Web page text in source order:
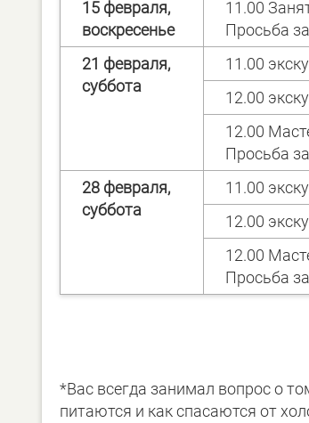
15 февраля,
воскресенье
11.00
Просьба
21 февраля,
суббота
11.00
12.00
12.00
Просьба
28 февраля,
суббота
11.00
12.00
12.00
Просьба
*Вас всегда занимал вопрос о
питаются и как спасаются от